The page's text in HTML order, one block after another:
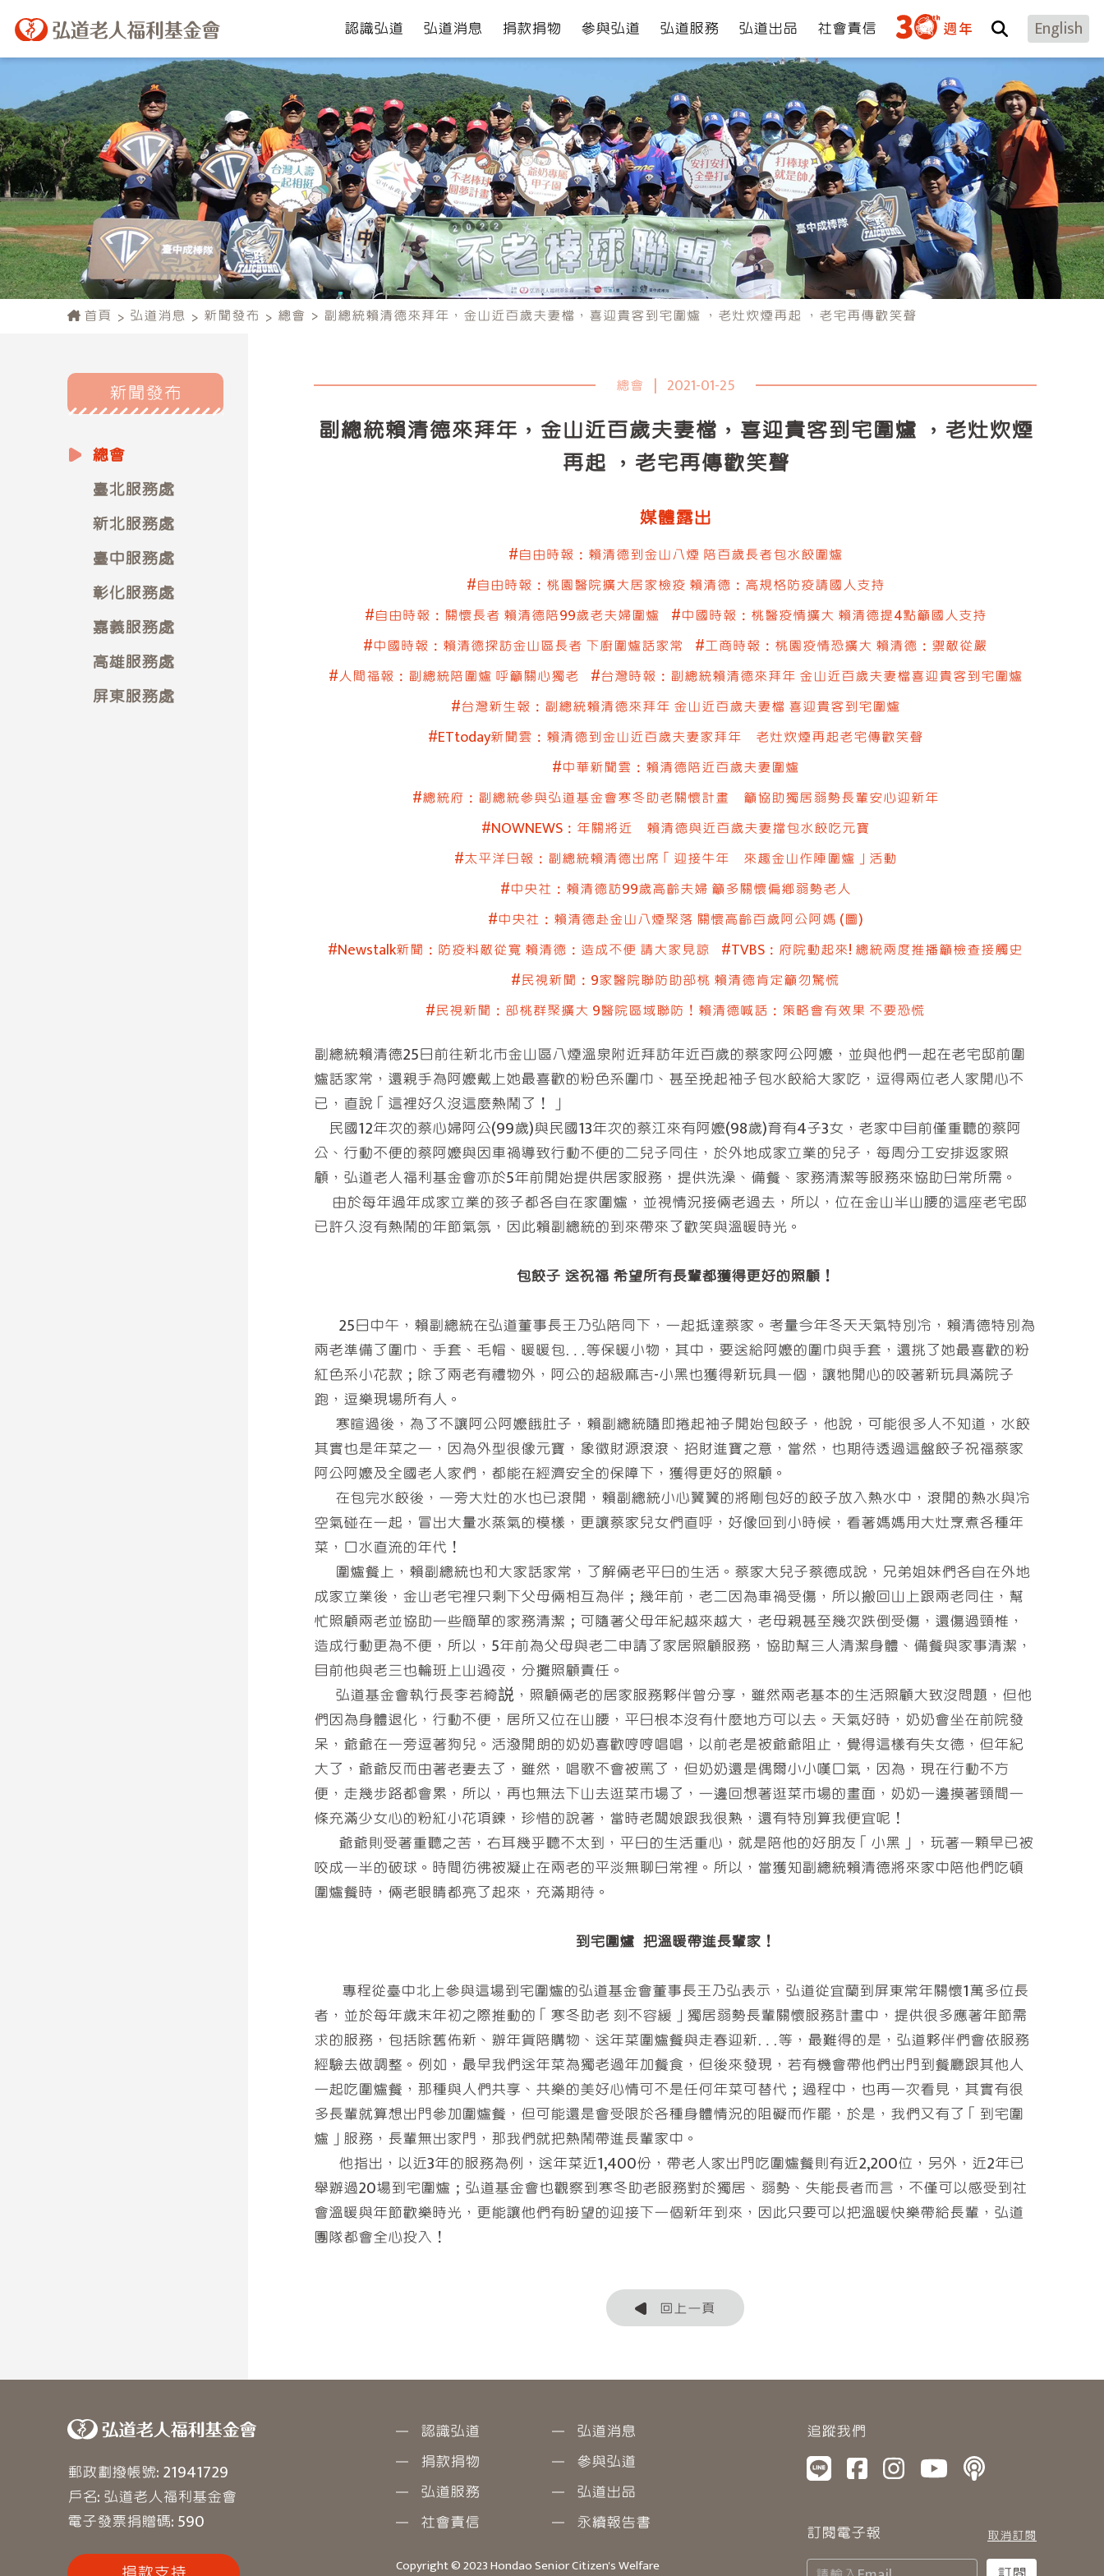
認識弘道 弘道消息 捐款捐物 參與弘道 弘道服務 弘道出品 社會責信 English
首頁 弘道消息 新聞發布 總會 副總統賴清德來拜年，金山近百歲夫妻檔，喜迎貴客到宅圍爐 ，老灶炊煙再起 ，老宅再傳歡笑聲
新聞發布
總會
臺北服務處
新北服務處
臺中服務處
彰化服務處
嘉義服務處
高雄服務處
屏東服務處
總會 2021-01-25
副總統賴清德來拜年，金山近百歲夫妻檔，喜迎貴客到宅圍爐 ，老灶炊煙
再起 ，老宅再傳歡笑聲
媒體露出
#自由時報：賴清德到金山八煙 陪百歲長者包水餃圍爐
#自由時報：桃園醫院擴大居家檢疫 賴清德：高規格防疫請國人支持
#自由時報：關懷長者 賴清德陪99歲老夫婦圍爐 #中國時報：桃醫疫情擴大 賴清德提4點籲國人支持
#中國時報：賴清德探訪金山區長者 下廚圍爐話家常 #工商時報：桃園疫情恐擴大 賴清德：禦敵從嚴
#人間福報：副總統陪圍爐 呼籲關心獨老 #台灣時報：副總統賴清德來拜年 金山近百歲夫妻檔喜迎貴客到宅圍爐
#台灣新生報：副總統賴清德來拜年 金山近百歲夫妻檔 喜迎貴客到宅圍爐
#ETtoday新聞雲：賴清德到金山近百歲夫妻家拜年 老灶炊煙再起老宅傳歡笑聲
#中華新聞雲：賴清德陪近百歲夫妻圍爐
#總統府：副總統參與弘道基金會寒冬助老關懷計畫 籲協助獨居弱勢長輩安心迎新年
#NOWNEWS：年關將近 賴清德與近百歲夫妻擋包水餃吃元寶
#太平洋日報：副總統賴清德出席「迎接牛年 來趣金山作陣圍爐」活動
#中央社：賴清德訪99歲高齡夫婦 籲多關懷偏鄉弱勢老人
#中央社：賴清德赴金山八煙聚落 關懷高齡百歲阿公阿媽 (圖)
#Newstalk新聞：防疫料敵從寬 賴清德：造成不便 請大家見諒 #TVBS：府院動起來! 總統兩度推播籲檢查接觸史
#民視新聞：9家醫院聯防助部桃 賴清德肯定籲勿驚慌
#民視新聞：部桃群聚擴大 9醫院區域聯防！賴清德喊話：策略會有效果 不要恐慌
副總統賴清德25日前往新北市金山區八煙溫泉附近拜訪年近百歲的蔡家阿公阿嬤，並與他們一起在老宅邸前圍
爐話家常，還親手為阿嬤戴上她最喜歡的粉色系圍巾、甚至挽起袖子包水餃給大家吃，逗得兩位老人家開心不
已，直說「這裡好久沒這麼熱鬧了！」
民國12年次的蔡心婦阿公(99歲)與民國13年次的蔡江來有阿嬤(98歲)育有4子3女，老家中目前僅重聽的蔡阿
公、行動不便的蔡阿嬤與因車禍導致行動不便的二兒子同住，於外地成家立業的兒子，每周分工安排返家照
顧，弘道老人福利基金會亦於5年前開始提供居家服務，提供洗澡、備餐、家務清潔等服務來協助日常所需。
由於每年過年成家立業的孩子都各自在家圍爐，並視情況接倆老過去，所以，位在金山半山腰的這座老宅邸
已許久沒有熱鬧的年節氣氛，因此賴副總統的到來帶來了歡笑與溫暖時光。
包餃子 送祝福 希望所有長輩都獲得更好的照顧！
25日中午，賴副總統在弘道董事長王乃弘陪同下，一起抵達蔡家。考量今年冬天天氣特別冷，賴清德特別為
兩老準備了圍巾、手套、毛帽、暖暖包…等保暖小物，其中，要送給阿嬤的圍巾與手套，還挑了她最喜歡的粉
紅色系小花款；除了兩老有禮物外，阿公的超級麻吉-小黑也獲得新玩具一個，讓牠開心的咬著新玩具滿院子
跑，逗樂現場所有人。
寒暄過後，為了不讓阿公阿嬤餓肚子，賴副總統隨即捲起袖子開始包餃子，他說，可能很多人不知道，水餃
其實也是年菜之一，因為外型很像元寶，象徵財源滾滾、招財進寶之意，當然，也期待透過這盤餃子祝福蔡家
阿公阿嬤及全國老人家們，都能在經濟安全的保障下，獲得更好的照顧。
在包完水餃後，一旁大灶的水也已滾開，賴副總統小心翼翼的將剛包好的餃子放入熱水中，滾開的熱水與冷
空氣碰在一起，冒出大量水蒸氣的模樣，更讓蔡家兒女們直呼，好像回到小時候，看著媽媽用大灶烹煮各種年
菜，口水直流的年代！
圍爐餐上，賴副總統也和大家話家常，了解倆老平日的生活。蔡家大兒子蔡德成說，兄弟姐妹們各自在外地
成家立業後，金山老宅裡只剩下父母倆相互為伴；幾年前，老二因為車禍受傷，所以搬回山上跟兩老同住，幫
忙照顧兩老並協助一些簡單的家務清潔；可隨著父母年紀越來越大，老母親甚至幾次跌倒受傷，還傷過頸椎，
造成行動更為不便，所以，5年前為父母與老二申請了家居照顧服務，協助幫三人清潔身體、備餐與家事清潔，
目前他與老三也輪班上山過夜，分攤照顧責任。
弘道基金會執行長李若綺説，照顧倆老的居家服務夥伴曾分享，雖然兩老基本的生活照顧大致沒問題，但他
們因為身體退化，行動不便，居所又位在山腰，平日根本沒有什麼地方可以去。天氣好時，奶奶會坐在前院發
呆，爺爺在一旁逗著狗兒。活潑開朗的奶奶喜歡哼哼唱唱，以前老是被爺爺阻止，覺得這樣有失女德，但年紀
大了，爺爺反而由著老妻去了，雖然，唱歌不會被罵了，但奶奶還是偶爾小小嘆口氣，因為，現在行動不方
便，走幾步路都會累，所以，再也無法下山去逛菜市場了，一邊回想著逛菜市場的畫面，奶奶一邊摸著頸間一
條充滿少女心的粉紅小花項鍊，珍惜的說著，當時老闆娘跟我很熟，還有特別算我便宜呢！
爺爺則受著重聽之苦，右耳幾乎聽不太到，平日的生活重心，就是陪他的好朋友「小黑」，玩著一顆早已被
咬成一半的破球。時間彷彿被凝止在兩老的平淡無聊日常裡。所以，當獲知副總統賴清德將來家中陪他們吃頓
圍爐餐時，倆老眼睛都亮了起來，充滿期待。
到宅圍爐 把溫暖帶進長輩家！
專程從臺中北上參與這場到宅圍爐的弘道基金會董事長王乃弘表示，弘道從宜蘭到屏東常年關懷1萬多位長
者，並於每年歲末年初之際推動的「寒冬助老 刻不容緩」獨居弱勢長輩關懷服務計畫中，提供很多應著年節需
求的服務，包括除舊佈新、辦年貨陪購物、送年菜圍爐餐與走春迎新…等，最難得的是，弘道夥伴們會依服務
經驗去做調整。例如，最早我們送年菜為獨老過年加餐食，但後來發現，若有機會帶他們出門到餐廳跟其他人
一起吃圍爐餐，那種與人們共享、共樂的美好心情可不是任何年菜可替代；過程中，也再一次看見，其實有很
多長輩就算想出門參加圍爐餐，但可能還是會受限於各種身體情況的阻礙而作罷，於是，我們又有了「到宅圍
爐」服務，長輩無出家門，那我們就把熱鬧帶進長輩家中。
他指出，以近3年的服務為例，送年菜近1,400份，帶老人家出門吃圍爐餐則有近2,200位，另外，近2年已
舉辦過20場到宅圍爐；弘道基金會也觀察到寒冬助老服務對於獨居、弱勢、失能長者而言，不僅可以感受到社
會溫暖與年節歡樂時光，更能讓他們有盼望的迎接下一個新年到來，因此只要可以把溫暖快樂帶給長輩，弘道
團隊都會全心投入！
回上一頁
郵政劃撥帳號: 21941729
戶名: 弘道老人福利基金會
電子發票捐贈碼: 590
認識弘道
弘道消息
捐款捐物
參與弘道
弘道服務
弘道出品
社會責信
永續報告書
Copyright © 2023 Hondao Senior Citizen's Welfare
追蹤我們
訂閱電子報 取消訂閱